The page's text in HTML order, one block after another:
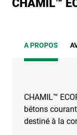
CHAMIL™
A PROPOS
CHAMIL™
bétons
destiné à la